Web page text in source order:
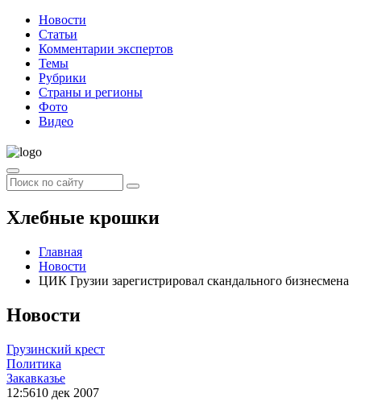
Новости
Статьи
Комментарии экспертов
Темы
Рубрики
Страны и регионы
Фото
Видео
Хлебные крошки
Главная
Новости
ЦИК Грузии зарегистрировал скандального бизнесмена
Новости
Грузинский крест
Политика
Закавказье
12:5610 дек 2007